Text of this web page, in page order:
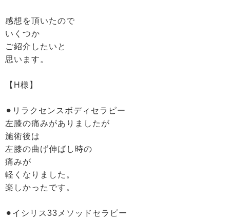
感想を頂いたので
いくつか
ご紹介したいと
思います。
【H様】
⚫︎リラクセンスボディセラピー
左膝の痛みがありましたが
施術後は
左膝の曲げ伸ばし時の
痛みが
軽くなりました。
楽しかったです。
⚫︎イシリス33メソッドセラピー